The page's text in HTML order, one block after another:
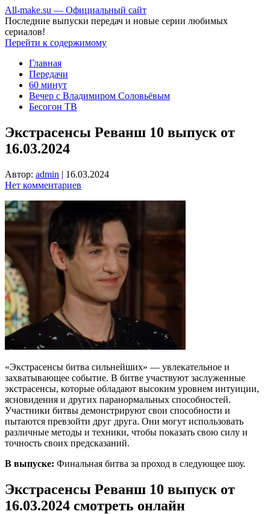
All-make.su — Официальный сайт
Последние выпуски передач и новые серии любимых
сериалов!
Перейти к содержимому
Главная
Передачи
60 минут
Вечер с Владимиром Соловьёвым
Бесогон ТВ
Экстрасенсы Реванш 10 выпуск от
16.03.2024
Автор: admin | 16.03.2024
Нет комментариев
«Экстрасенсы битва сильнейших» — увлекательное и
захватывающее событие. В битве участвуют заслуженные
экстрасенсы, которые обладают высоким уровнем интуиции,
ясновидения и других паранормальных способностей.
Участники битвы демонстрируют свои способности и
пытаются превзойти друг друга. Они могут использовать
различные методы и техники, чтобы показать свою силу и
точность своих предсказаний.
В выпуске: Финальная битва за проход в следующее шоу.
Экстрасенсы Реванш 10 выпуск от
16.03.2024 смотреть онлайн